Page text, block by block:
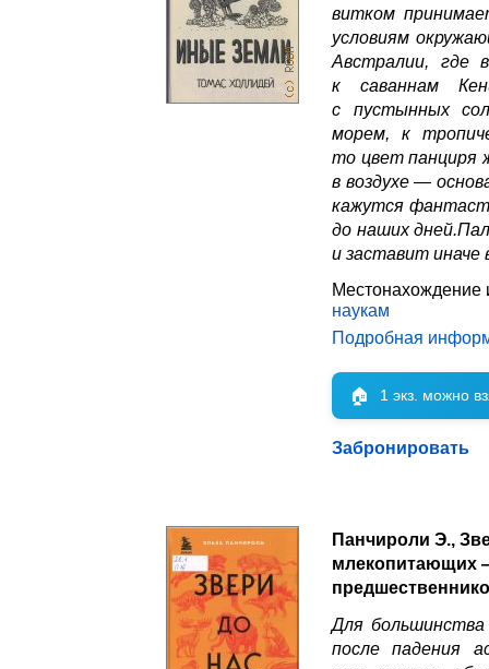
витком
условиям
Австралии, где
к саваннам
с пустынных
морем, к
то цвет панциря
в воздухе —
кажутся
до наших
и заставит иначе
Местонахождение
наукам
Подробная
🏠 1 экз. можно
Забронировать
Панчироли Э.,
млекопитающих
Для
после падения